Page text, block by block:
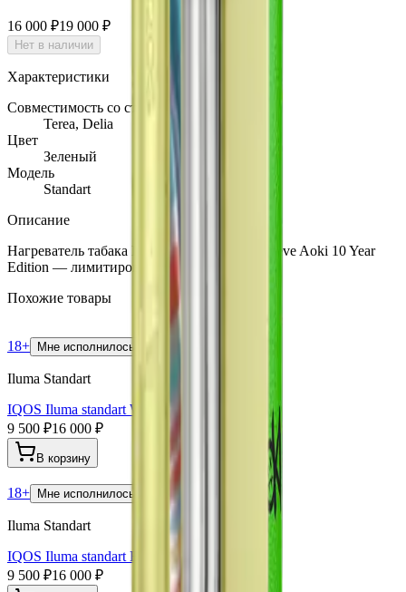
16 000 ₽19 000 ₽
Нет в наличии
Характеристики
Совместимость со стиками
Terea, Delia
Цвет
Зеленый
Модель
Standart
Описание
Нагреватель табака IQOS Iluma standart x Steve Aoki 10 Year
Edition — лимитированное издание
Похожие товары
18+ Мне исполнилось 18 лет
Iluma Standart
IQOS Iluma standart WE Edition
9 500 ₽16 000 ₽
В корзину
18+ Мне исполнилось 18 лет
Iluma Standart
IQOS Iluma standart Bright Limited Edition
9 500 ₽16 000 ₽